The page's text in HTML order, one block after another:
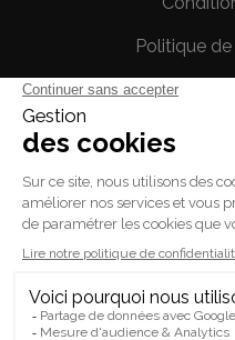
Politique
Votre